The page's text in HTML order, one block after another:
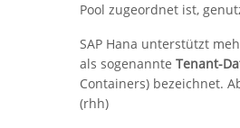
Pool zugeordnet ist,
SAP Hana unterstützt
als sogenannte Tenant-
Containers) bezeichnet.
(rhh)